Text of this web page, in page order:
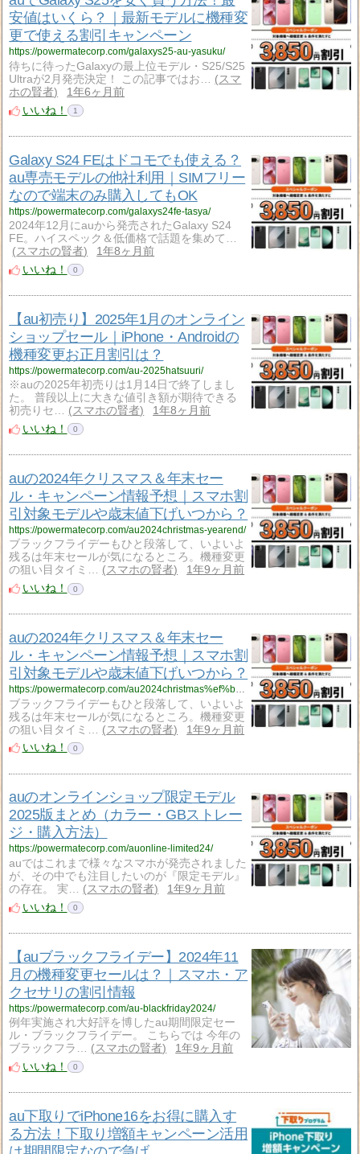
安値はいくら？｜最新モデルに機種変
更で使える割引キャンペーン
https://powermatecorp.com/galaxys25-au-yasuku/
待ちに待ったGalaxyの最上位モデル・S25/S25
Ultraが2月発売決定！ この記事ではお…
スマ
ホの賢者
1年6ヶ月前
いいね！
1
Galaxy S24 FEはドコモでも使える？
au専売モデルの他社利用｜SIMフリー
なので端末のみ購入してもOK
https://powermatecorp.com/galaxys24fe-tasya/
2024年12月にauから発売されたGalaxy S24
FE。ハイスペック＆低価格で話題を集めて…
スマホの賢者
1年8ヶ月前
いいね！
0
【au初売り】2025年1月のオンライン
ショップセール｜iPhone・Androidの
機種変更お正月割引は？
https://powermatecorp.com/au-2025hatsuuri/
※auの2025年初売りは1月14日で終了しまし
た。 普段以上に大きな値引き額が期待できる
初売りセ…
スマホの賢者
1年8ヶ月前
いいね！
0
auの2024年クリスマス＆年末セー
ル・キャンペーン情報予想｜スマホ割
引対象モデルや歳末値下げいつから？
https://powermatecorp.com/au2024christmas-yearend/
ブラックフライデーもひと段落して、いよいよ
残るは年末セールが気になるところ。機種変更
の狙い目タイミ…
スマホの賢者
1年9ヶ月前
いいね！
0
auの2024年クリスマス＆年末セー
ル・キャンペーン情報予想｜スマホ割
引対象モデルや歳末値下げいつから？
https://powermatecorp.com/au2024christmas%ef%bc%86yearend/
ブラックフライデーもひと段落して、いよいよ
残るは年末セールが気になるところ。機種変更
の狙い目タイミ…
スマホの賢者
1年9ヶ月前
いいね！
0
auのオンラインショップ限定モデル
2025版まとめ（カラー・GBストレー
ジ・購入方法）
https://powermatecorp.com/auonline-limited24/
auではこれまで様々なスマホが発売されました
が、その中でも注目したいのが『限定モデル』
の存在。 実…
スマホの賢者
1年9ヶ月前
いいね！
0
【auブラックフライデー】2024年11
月の機種変更セールは？｜スマホ・ア
クセサリの割引情報
https://powermatecorp.com/au-blackfriday2024/
例年実施され大好評を博したau期間限定セー
ル・ブラックフライデー。 こちらでは 今年の
ブラックフラ…
スマホの賢者
1年9ヶ月前
いいね！
0
au下取りでiPhone16をお得に購入す
る方法！下取り増額キャンペーン活用